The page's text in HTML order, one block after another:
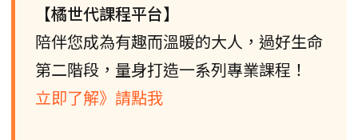
【橘世代課程平台】
陪伴您成為有趣而溫暖的大人，過好生命
第二階段，量身打造一系列專業課程！
立即了解》請點我